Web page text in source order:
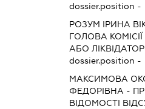
dossier.position -
РОЗУМ ІРИНА
ГОЛОВА
АБО ЛІКВІДАТОР
dossier.position -
МАКСИМОВА
ФЕДОРІВНА -
ВІДОМОСТІ